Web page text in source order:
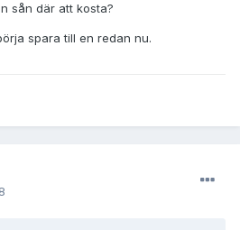
sån där att kosta?
spara till en redan nu.